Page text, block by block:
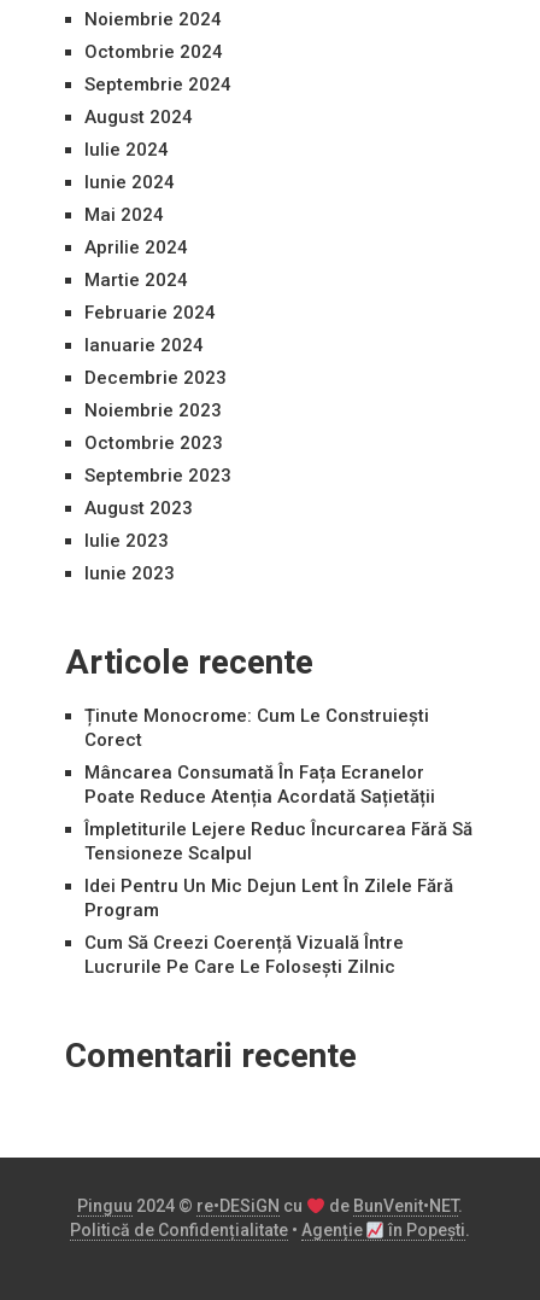
Noiembrie 2024
Octombrie 2024
Septembrie 2024
August 2024
Iulie 2024
Iunie 2024
Mai 2024
Aprilie 2024
Martie 2024
Februarie 2024
Ianuarie 2024
Decembrie 2023
Noiembrie 2023
Octombrie 2023
Septembrie 2023
August 2023
Iulie 2023
Iunie 2023
Articole recente
Ținute Monocrome: Cum Le Construiești
Corect
Mâncarea Consumată În Fața Ecranelor
Poate Reduce Atenția Acordată Sațietății
Împletiturile Lejere Reduc Încurcarea Fără Să
Tensioneze Scalpul
Idei Pentru Un Mic Dejun Lent În Zilele Fără
Program
Cum Să Creezi Coerență Vizuală Între
Lucrurile Pe Care Le Folosești Zilnic
Comentarii recente
Pinguu 2024 © re•DESiGN cu de BunVenit•NET.
Politică de Confidențialitate• Agenție în Popești.